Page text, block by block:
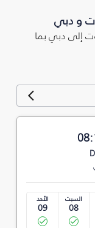
و دبي
إلى دبي بما
السبت
08
الأحد
09